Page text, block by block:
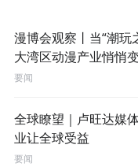
漫博会观察丨当“潮玩
大湾区动漫产业悄悄
要闻
全球瞭望｜卢旺达媒
业让全球受益
要闻